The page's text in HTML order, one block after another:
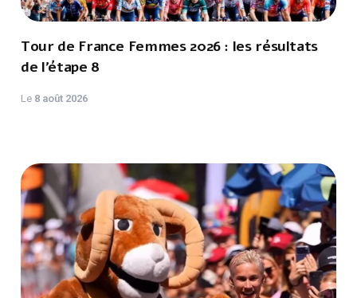
Tour de France Femmes 2026 : les résultats
de l’étape 8
Le 8 août 2026